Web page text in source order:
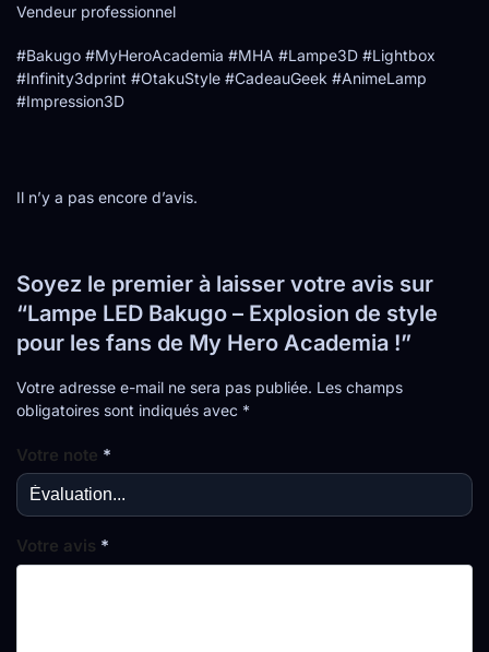
Vendeur professionnel
#Bakugo #MyHeroAcademia #MHA #Lampe3D #Lightbox
#Infinity3dprint #OtakuStyle #CadeauGeek #AnimeLamp
#Impression3D
Il n’y a pas encore d’avis.
Soyez le premier à laisser votre avis sur
“Lampe LED Bakugo – Explosion de style
pour les fans de My Hero Academia !”
Votre adresse e-mail ne sera pas publiée. Les champs
obligatoires sont indiqués avec *
Votre note *
Votre avis *